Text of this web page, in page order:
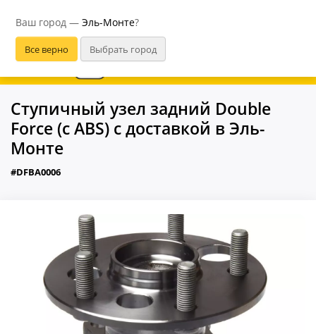
Ваш город — Эль-Монте?
В приложении удобнее
Ступичный узел задний Double
Force (с ABS) с доставкой в Эль-
Монте
#DFBA0006